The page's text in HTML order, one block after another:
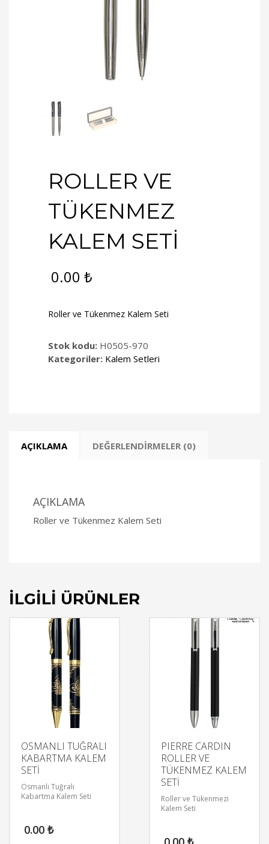
ROLLER VE
TÜKENMEZ
KALEM SETİ
0.00 ₺
Roller ve Tükenmez Kalem Seti
Stok kodu: H0505-970
Kategoriler: Kalem Setleri
AÇIKLAMA DEĞERLENDIRMELER (0)
AÇIKLAMA
Roller ve Tükenmez Kalem Seti
İLGILI ÜRÜNLER
OSMANLI TUĞRALI
KABARTMA KALEM
SETİ
Osmanlı Tuğralı
Kabartma Kalem Seti
0.00 ₺
PIERRE CARDIN
ROLLER VE
TÜKENMEZ KALEM
SETİ
Roller ve Tükenmezi
Kalem Seti